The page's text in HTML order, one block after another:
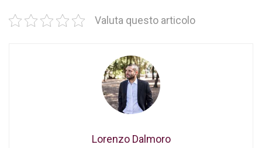
Valuta questo articolo
Lorenzo Dalmoro